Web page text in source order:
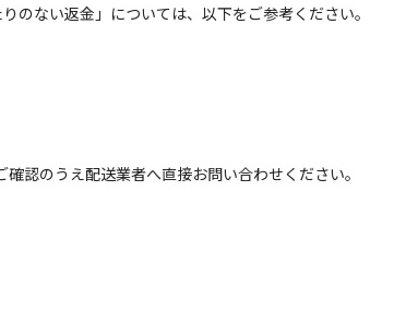
のない返金」については、以下をご参考ください。
認のうえ配送業者へ直接お問い合わせください。